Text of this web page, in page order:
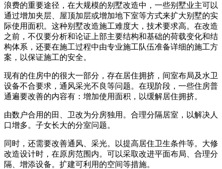
浪费的重要途径，在大规模的别墅改造中，一些别墅业主可以
通过增加夹层、屋顶加层或增加地下室等方式来扩大别墅的实
际使用面积。这种别墅改造施工难度大，技术要求高。在改造
之前，不仅要分析和论证上部主要结构和基础的荷载变化和结
构体系，还要在施工过程中由专业施工队伍准备详细的施工方
案，以保证施工的安全。
现有的住房中的很大一部分，存在居住拥挤，间室布局及水卫
设备不合要求，通风采光不良等问题。在现阶段，一些住房普
通遍要改善的内容有：增加使用面积，以缓解居住拥挤。
由数户合用的田、卫改为分房独用。合理分隔居室，以解决人
口增多。子女长大的分室问题。
同时，还需要改善通风、采光。以提高居住卫生条件等。大修
改造设计时，在原房范围内。可以采取改进平面布局、合理分
隔、增添设备。扩建可利用的空间等措施。